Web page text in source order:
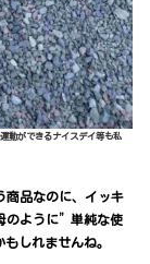
動ができるナイスデイ等も私
商品なのに、イッキ
のように”単純な使
しれませんね。